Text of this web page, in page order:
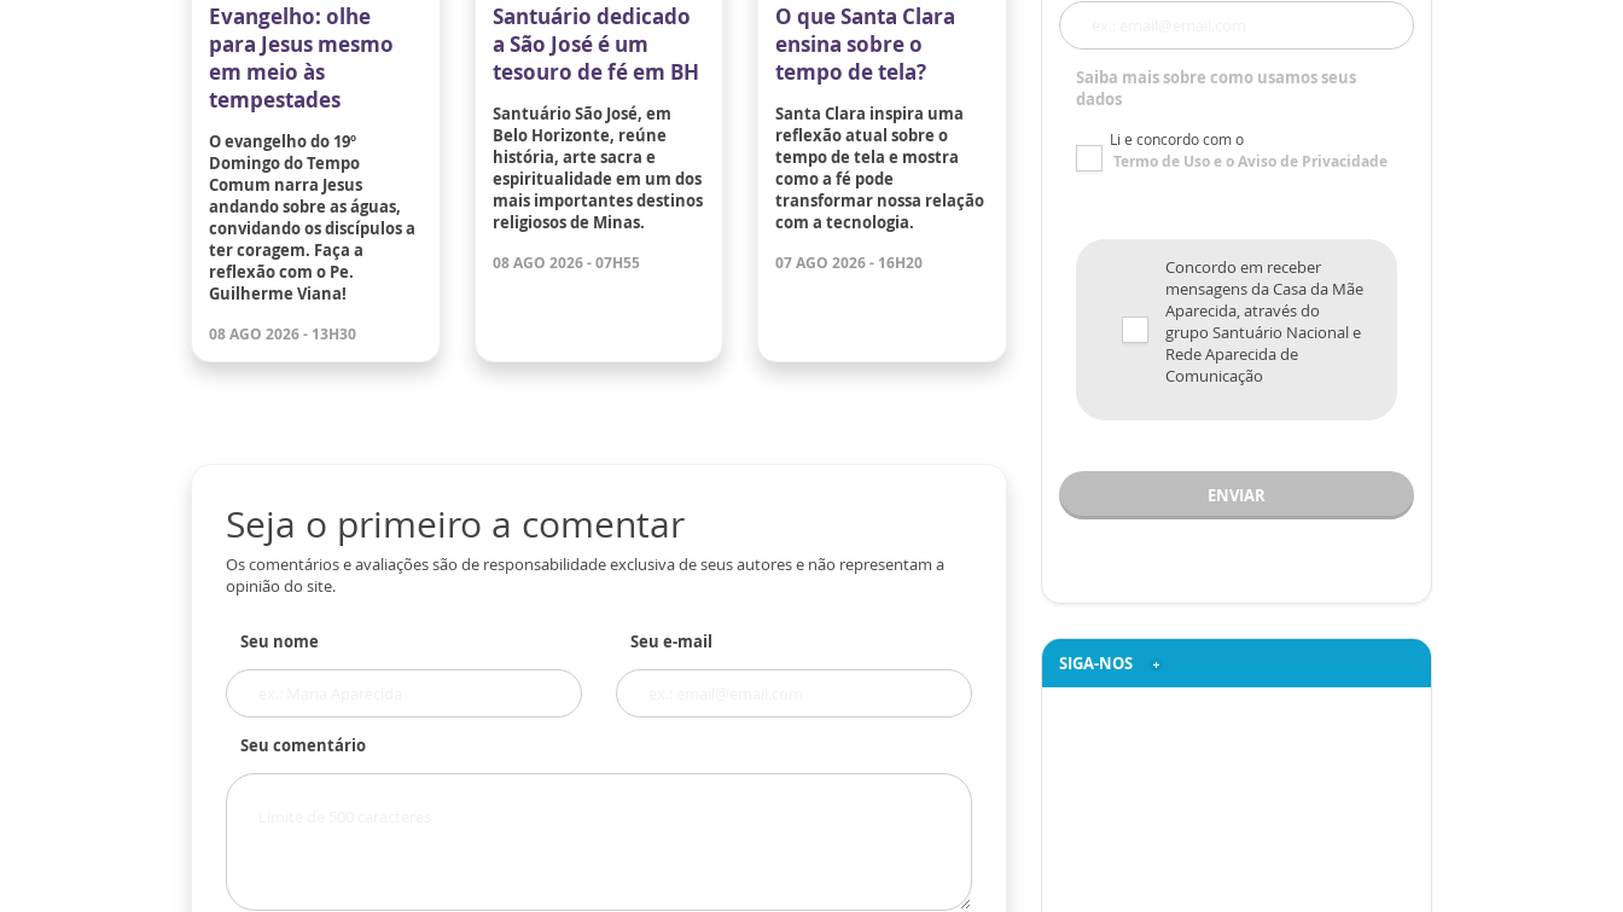
Evangelho: olhe
para Jesus mesmo
em meio às
tempestades
O evangelho do 19º
Domingo do Tempo
Comum narra Jesus
andando sobre as águas,
convidando os discípulos a
ter coragem. Faça a
reflexão com o Pe.
Guilherme Viana!
08 AGO 2026 - 13H30
Santuário dedicado
a São José é um
tesouro de fé em BH
Santuário São José, em
Belo Horizonte, reúne
história, arte sacra e
espiritualidade em um dos
mais importantes destinos
religiosos de Minas.
08 AGO 2026 - 07H55
O que Santa Clara
ensina sobre o
tempo de tela?
Santa Clara inspira uma
reflexão atual sobre o
tempo de tela e mostra
como a fé pode
transformar nossa relação
com a tecnologia.
07 AGO 2026 - 16H20
Seja o primeiro a comentar
Os comentários e avaliações são de responsabilidade exclusiva de seus autores e não representam a
opinião do site.
Seu nome Seu e-mail
Seu comentário
Saiba mais sobre como usamos seus
dados
Li e concordo com o
Termo de Usoe oAviso de Privacidade
Concordo em receber
mensagens da Casa da Mãe
Aparecida, através do
grupo Santuário Nacional e
Rede Aparecida de
Comunicação
ENVIAR
SIGA-NOS